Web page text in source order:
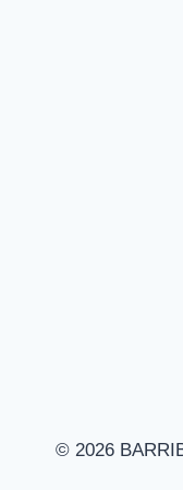
© 2026